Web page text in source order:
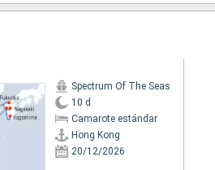
Spectrum Of The Seas
10 d
Camarote estándar
Hong Kong
20/12/2026